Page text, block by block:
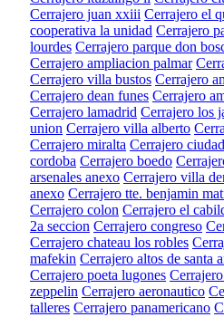
Cerrajero juan xxiii Cerrajero el
cooperativa la unidad Cerrajero
lourdes Cerrajero parque don
Cerrajero ampliacion palmar
Cerrajero villa bustos Cerrajero
Cerrajero dean funes Cerrajero
Cerrajero lamadrid Cerrajero los
union Cerrajero villa alberto
Cerrajero miralta Cerrajero
cordoba Cerrajero boedo
arsenales anexo Cerrajero villa
anexo Cerrajero tte. benjamin
Cerrajero colon Cerrajero el
2a seccion Cerrajero congreso
Cerrajero chateau los robles
mafekin Cerrajero altos de santa
Cerrajero poeta lugones
zeppelin Cerrajero aeronautico
talleres Cerrajero panamericano